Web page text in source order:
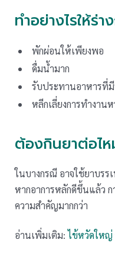
ทำอย่างไรให้ร่
พักผ่อนให้เพียงพอ
ดื่มน้ำมาก
รับประทานอาหารที่
หลีกเลี่ยงการทำงาน
ต้องกินยาต่อไห
ในบางกรณี อาจใช้ยาบรร
หากอาการหลักดีขึ้นแล้ว
ความสำคัญมากกว่า
อ่านเพิ่มเติม:ไข้หวัดใหญ่